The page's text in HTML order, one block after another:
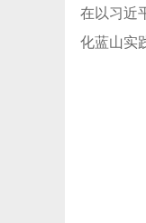
在以习近
化蓝山实